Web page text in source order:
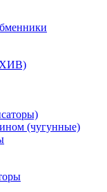
(чугунные)